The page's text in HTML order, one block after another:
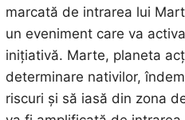
marcată de intrarea lui
un eveniment care va
inițiativă. Marte, planeta
determinare nativilor,
riscuri și să iasă din zona